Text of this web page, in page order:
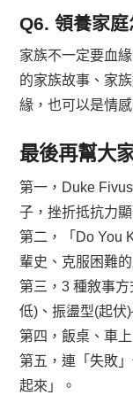
Q6. 領養家
家族不一定要血
的家族故事、家
緣，也可以是情感
最後再幫大
第一，Duke
子，挫折抵抗力顯
第二，「Do You
輩史、克服困難的
第三，3 種敘事
低)、振盪型(起伏
第四，飯桌、車
第五，連「失敗
起來」。